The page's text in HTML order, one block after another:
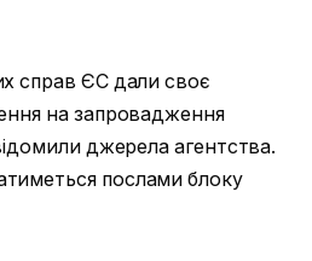
справ ЄС дали своє
на запровадження
джерела агентства.
послами блоку